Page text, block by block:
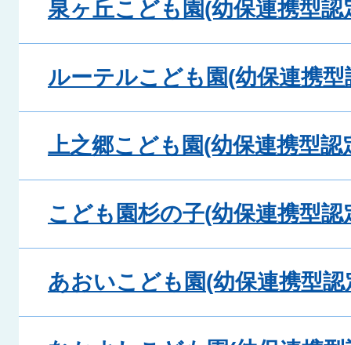
泉ヶ丘こども園(幼保連携型認
ルーテルこども園(幼保連携
上之郷こども園(幼保連携型認
こども園杉の子(幼保連携型
あおいこども園(幼保連携型